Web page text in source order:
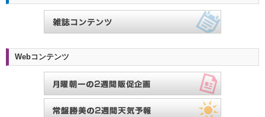
Webコンテンツ